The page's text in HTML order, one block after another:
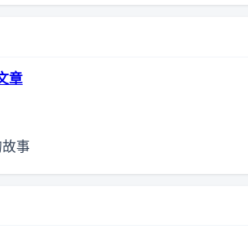
章
事